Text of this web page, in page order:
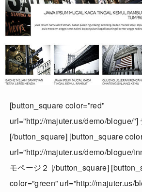
[button_square color=”red”
url=”http://majuter.us/demo/blogue/”]
[/button_square] [button_square
url=”http://majuter.us/demo/blogue/
モページ２ [/button_square]
color=”green” url=”http://majuter.us/